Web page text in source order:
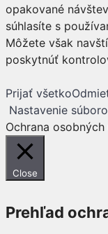
opakované
súhlasíte s
Môžete však
poskytnúť
Prijať všetko
Nastavenie
Ochrana
Close
Prehľad